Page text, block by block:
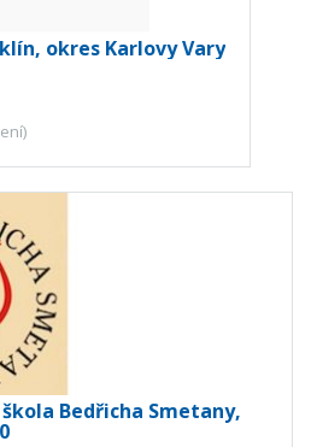
okres Karlovy Vary
Bedřicha Smetany,